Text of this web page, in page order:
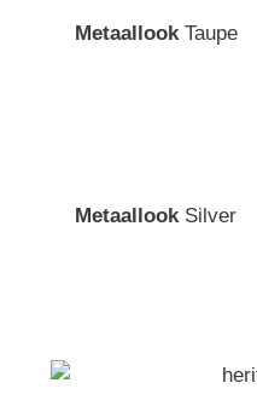
MetaallookTaupe
MetaallookSilver